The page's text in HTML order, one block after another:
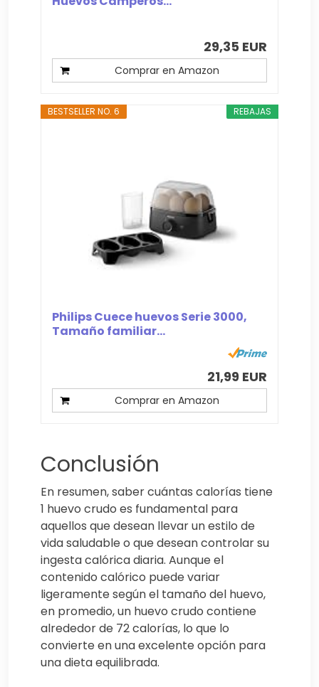
29,35 EUR
Comprar en Amazon
REBAJAS
BESTSELLER NO. 6
Philips Cuece huevos Serie 3000,
Tamaño familiar...
21,99 EUR
Comprar en Amazon
Conclusión
En resumen, saber cuántas calorías tiene
1 huevo crudo es fundamental para
aquellos que desean llevar un estilo de
vida saludable o que desean controlar su
ingesta calórica diaria. Aunque el
contenido calórico puede variar
ligeramente según el tamaño del huevo,
en promedio, un huevo crudo contiene
alrededor de 72 calorías, lo que lo
convierte en una excelente opción para
una dieta equilibrada.